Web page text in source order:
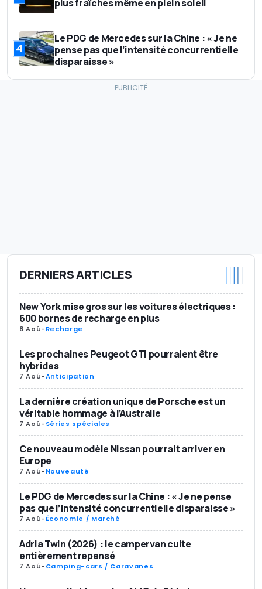
plus fraîches même en plein soleil
4
Le PDG de Mercedes sur la Chine : « Je ne
pense pas que l’intensité concurrentielle
disparaisse »
DERNIERS ARTICLES
New York mise gros sur les voitures électriques :
600 bornes de recharge en plus
8 Aoû-Recharge
Les prochaines Peugeot GTi pourraient être
hybrides
7 Aoû-Anticipation
La dernière création unique de Porsche est un
véritable hommage à l’Australie
7 Aoû-Séries spéciales
Ce nouveau modèle Nissan pourrait arriver en
Europe
7 Aoû-Nouveauté
Le PDG de Mercedes sur la Chine : « Je ne pense
pas que l’intensité concurrentielle disparaisse »
7 Aoû-Économie / Marché
Adria Twin (2026) : le campervan culte
entièrement repensé
7 Aoû-Camping-cars / Caravanes